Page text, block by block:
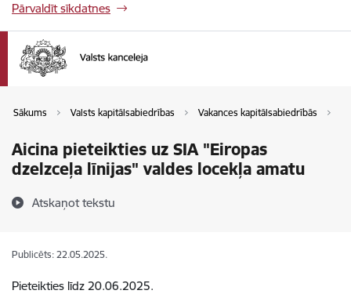
Pārvaldīt sīkdatnes
Sākums Valsts kapitālsabiedrības Vakances kapitālsabiedrībās
Aicina pieteikties uz SIA "Eiropas
dzelzceļa līnijas" valdes locekļa amatu
Atskaņot tekstu
Publicēts: 22.05.2025.
Pieteikties līdz 20.06.2025.